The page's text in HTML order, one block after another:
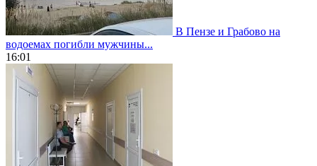
В Пензе и Грабово на
водоемах погибли мужчины...
16:01